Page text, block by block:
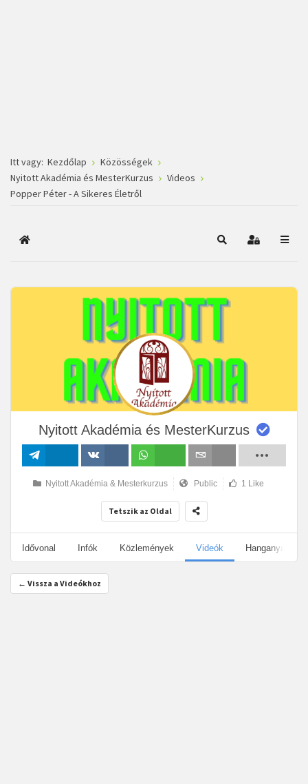
Itt vagy: Kezdőlap
Közösségek
Nyitott Akadémia és MesterKurzus
Videos
Popper Péter - A Sikeres Életről
Főoldal Keresés
Nyitott Akadémia és MesterKurzus
Nyitott Akadémia & Mesterkurzus Public 1 Like
Tetszik az Oldal
Idővonal Infók Közlemények Videók Hanganyagok
← Vissza a Videókhoz